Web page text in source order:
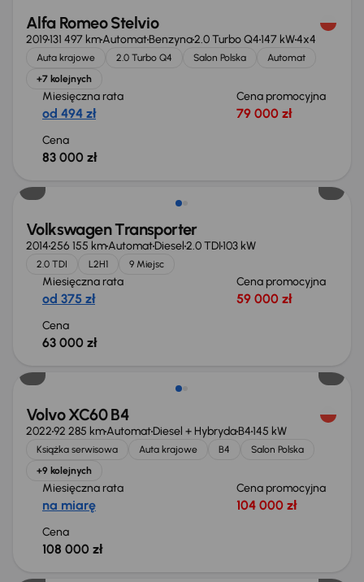
Alfa Romeo Stelvio
2019131 497 kmAutomatBenzyna2.0 Turbo Q4147 kW4x4
Auta krajowe 2.0 Turbo Q4 Salon Polska
Automat
+7 kolejnych
Miesięczna rata
od 494 zł
Cena promocyjna
79 000 zł
Cena
83 000 zł
Volkswagen Transporter
2014256 155 kmAutomatDiesel2.0 TDI103 kW
2.0 TDI L2H1 9 Miejsc
Miesięczna rata
od 375 zł
Cena promocyjna
59 000 zł
Cena
63 000 zł
Możliwość odliczenia VAT
Volvo XC60 B4
202292 285 kmAutomatDiesel + HybrydaB4145 kW
Książka serwisowa Auta krajowe B4
Salon Polska
+9 kolejnych
Miesięczna rata
na miarę
Cena promocyjna
104 000 zł
Cena
108 000 zł